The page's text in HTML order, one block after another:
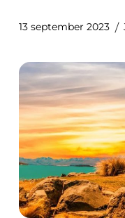
13 september 2023